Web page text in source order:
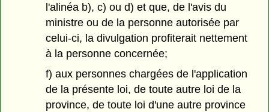
l'alinéa b), c) ou d) et que, de l'avis du
ministre ou de la personne autorisée par
celui-ci, la divulgation profiterait nettement
à la personne concernée;
f) aux personnes chargées de l'application
de la présente loi, de toute autre loi de la
province, de toute loi d'une autre province